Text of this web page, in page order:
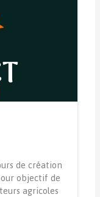
de création
objectif de
agricoles